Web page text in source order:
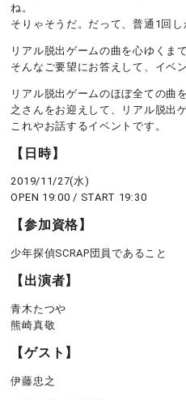
ね。
そりゃそうだ。だって、普通1回し
リアル脱出ゲームの曲を心ゆくま
そんなご要望にお答えして、イベ
リアル脱出ゲームのほぼ全ての曲
之さんをお迎えして、リアル脱出
これやお話するイベントです。
【日時】
2019/11/27(水)
OPEN 19:00 / START 19:30
【参加資格】
少年探偵SCRAP団員であること
【出演者】
青木たつや
熊崎真敬
【ゲスト】
伊藤忠之